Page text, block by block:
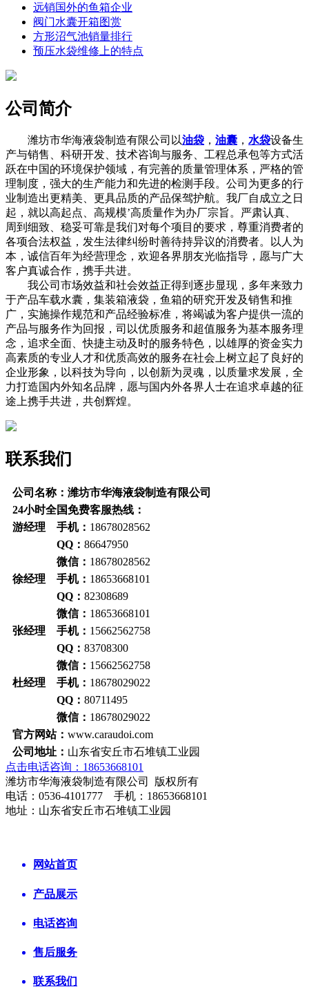
远销国外的鱼箱企业
阀门水囊开箱图赏
方形沼气池销量排行
预压水袋维修上的特点
公司简介
潍坊市华海液袋制造有限公司以油袋 ， 油囊 ， 水袋设备生
产与销售、科研开发、技术咨询与服务、工程总承包等方式活
跃在中国的环境保护领域，有完善的质量管理体系，严格的管
理制度，强大的生产能力和先进的检测手段。公司为更多的行
业制造出更精美、更具品质的产品保驾护航。我厂自成立之日
起，就以高起点、高规模’高质量作为办厂宗旨。严肃认真、
周到细致、稳妥可靠是我们对每个项目的要求，尊重消费者的
各项合法权益，发生法律纠纷时善待持异议的消费者。以人为
本，诚信百年为经营理念，欢迎各界朋友光临指导，愿与广大
客户真诚合作，携手共进。
我公司市场效益和社会效益正得到逐步显现，多年来致力
于产品车载水囊，集装箱液袋，鱼箱的研究开发及销售和推
广，实施操作规范和产品经验标准，将竭诚为客户提供一流的
产品与服务作为回报，司以优质服务和超值服务为基本服务理
念，追求全面、快捷主动及时的服务特色，以雄厚的资金实力
高素质的专业人才和优质高效的服务在社会上树立起了良好的
企业形象，以科技为导向，以创新为灵魂，以质量求发展，全
力打造国内外知名品牌，愿与国内外各界人士在追求卓越的征
途上携手共进，共创辉煌。
联系我们
公司名称：潍坊市华海液袋制造有限公司
24小时全国免费客服热线：
游经理 手机： 18678028562
QQ： 86647950
微信： 18678028562
徐经理 手机： 18653668101
QQ： 82308689
微信： 18653668101
张经理 手机： 15662562758
QQ： 83708300
微信： 15662562758
杜经理 手机： 18678029022
QQ： 80711495
微信： 18678029022
官方网站： www.caraudoi.com
公司地址： 山东省安丘市石堆镇工业园
点击电话咨询：18653668101
潍坊市华海液袋制造有限公司 版权所有
电话：0536-4101777 手机：18653668101
地址：山东省安丘市石堆镇工业园
网站首页
产品展示
电话咨询
售后服务
联系我们